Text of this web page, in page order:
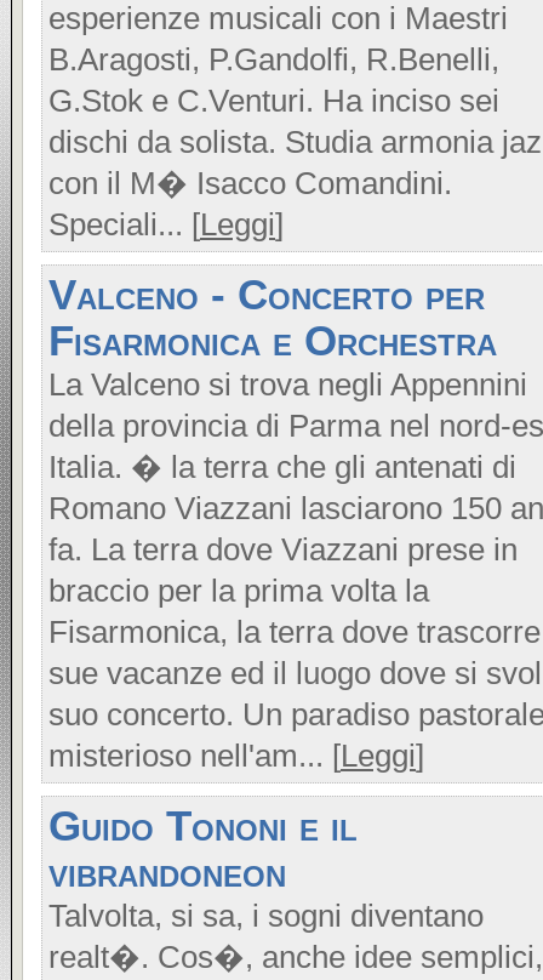
esperienze musicali con i Maestri
B.Aragosti, P.Gandolfi, R.Benelli,
G.Stok e C.Venturi. Ha inciso sei
dischi da solista. Studia armonia
con il M� Isacco Comandini.
Speciali... [Leggi]
Valceno - Concerto per
Fisarmonica e Orchestra
La Valceno si trova negli Appennini
della provincia di Parma nel nord-
Italia. � la terra che gli antenati di
Romano Viazzani lasciarono 150
fa. La terra dove Viazzani prese in
braccio per la prima volta la
Fisarmonica, la terra dove
sue vacanze ed il luogo dove si
suo concerto. Un paradiso
misterioso nell'am... [Leggi]
Guido Tononi e il
vibrandoneon
Talvolta, si sa, i sogni diventano
realt�. Cos�, anche idee semplici,